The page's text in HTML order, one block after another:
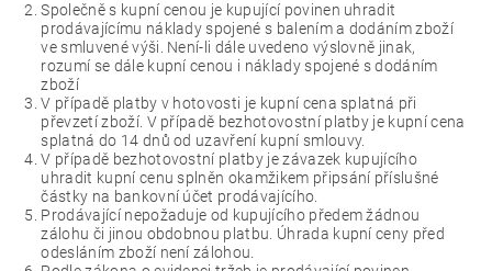
Společně s kupní cenou je kupující povinen uhradit
prodávajícímu náklady spojené s balením a dodáním zboží
ve smluvené výši. Není-li dále uvedeno výslovně jinak,
rozumí se dále kupní cenou i náklady spojené s dodáním
zboží
V případě platby v hotovosti je kupní cena splatná při
převzetí zboží. V případě bezhotovostní platby je kupní cena
splatná do 14 dnů od uzavření kupní smlouvy.
V případě bezhotovostní platby je závazek kupujícího
uhradit kupní cenu splněn okamžikem připsání příslušné
částky na bankovní účet prodávajícího.
Prodávající nepožaduje od kupujícího předem žádnou
zálohu či jinou obdobnou platbu. Úhrada kupní ceny před
odesláním zboží není zálohou.